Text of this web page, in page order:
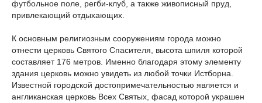
футбольное поле, регби-клуб, а также живописный пруд,
привлекающий отдыхающих.
К основным религиозным сооружениям города можно
отнести церковь Святого Спасителя, высота шпиля которой
составляет 176 метров. Именно благодаря этому элементу
здания церковь можно увидеть из любой точки Истборна.
Известной городской достопримечательностью является и
англиканская церковь Всех Святых, фасад которой украшен